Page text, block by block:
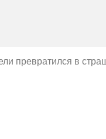
превратился в